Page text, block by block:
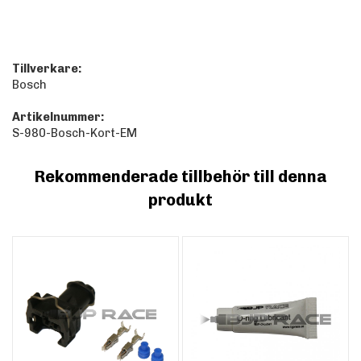
Tillverkare:
Bosch
Artikelnummer:
S-980-Bosch-Kort-EM
Rekommenderade tillbehör till denna
produkt